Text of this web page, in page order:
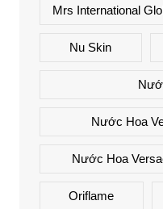
Mrs International
Nu Skin
Nước Hoa
Nước Hoa
Oriflame